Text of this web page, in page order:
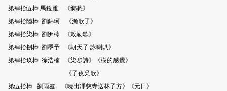
第肆拾伍棒 馬鏡雅 《鄉愁》
第肆拾陸棒 劉錦珂 《漁歌子》
第肆拾柒棒 劉伊檸 《敕勒歌》
第肆拾捌棒 劉墨予 《朝天子.詠喇叭》
第肆拾玖棒 徐浩楠 《柒步詩》《樹的感覺》
《子夜吳歌》
第伍拾棒 劉雨鑫 《曉出凈慈寺送林子方》《元日》